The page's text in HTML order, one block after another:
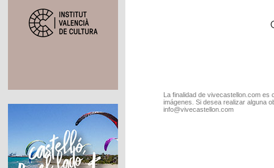
La finalidad de vivecastellon.com
imágenes. Si desea realizar alguna
info@vivecastellon.com